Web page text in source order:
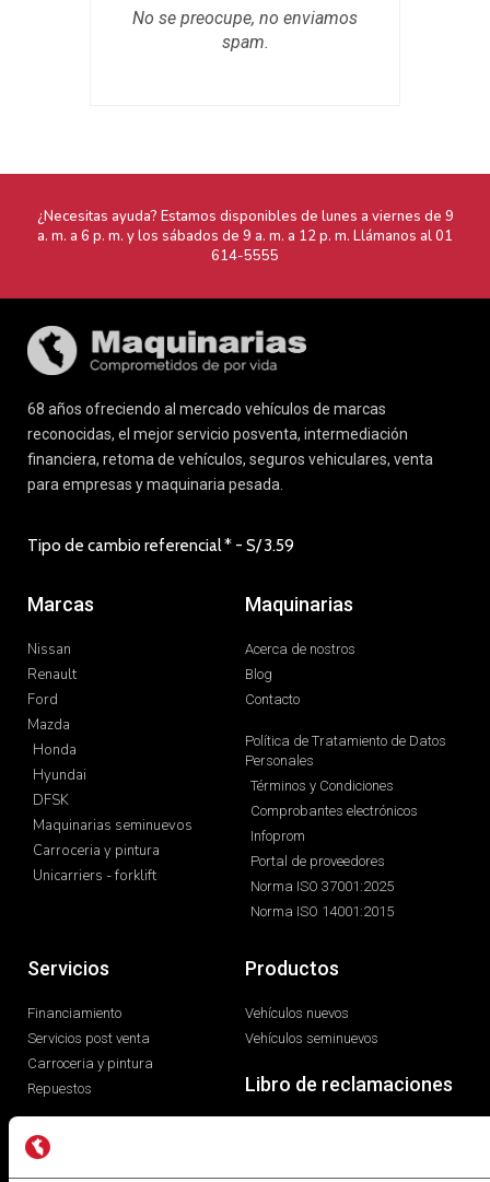
No se preocupe, no enviamos
spam.
¿Necesitas ayuda? Estamos disponibles de lunes a viernes de 9
a. m. a 6 p. m. y los sábados de 9 a. m. a 12 p. m. Llámanos al01
614-5555
68 años ofreciendo al mercado vehículos de marcas
reconocidas, el mejor servicio posventa, intermediación
financiera, retoma de vehículos, seguros vehiculares, venta
para empresas y maquinaria pesada.
Tipo de cambio referencial * - S/3.59
Marcas
Nissan
Renault
Ford
Mazda
Honda
Hyundai
DFSK
Maquinarias seminuevos
Carroceria y pintura
Unicarriers - forklift
Maquinarias
Acerca de nostros
Blog
Contacto
Política de Tratamiento de Datos
Personales
Términos y Condiciones
Comprobantes electrónicos
Infoprom
Portal de proveedores
Norma ISO 37001:2025
Norma ISO 14001:2015
Servicios
Financiamiento
Servicios post venta
Carroceria y pintura
Repuestos
Productos
Vehículos nuevos
Vehículos seminuevos
Libro de reclamaciones